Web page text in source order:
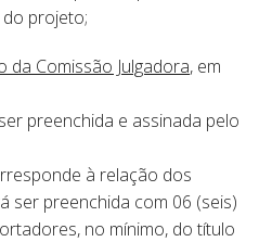
do projeto;
da Comissão Julgadora, em
preenchida e assinada pelo
à relação dos
ser preenchida com 06 (seis)
no mínimo, do título